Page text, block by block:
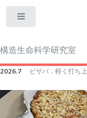
構造生命科学研究室
2026.7 ピザパ．軽く打ち